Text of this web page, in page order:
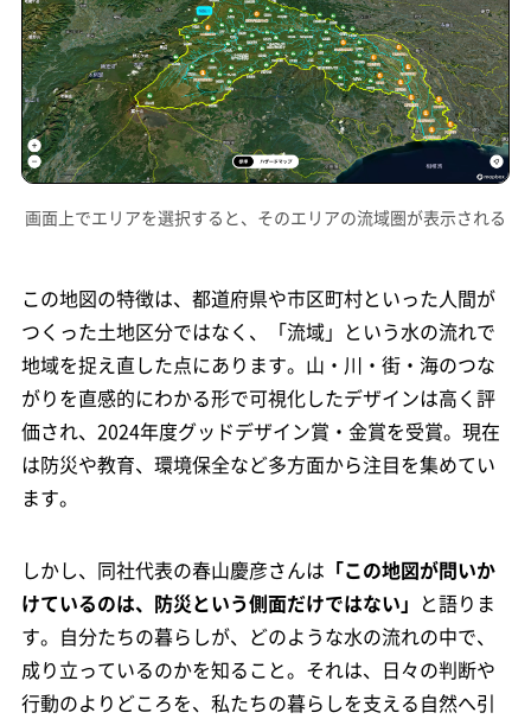
画面上でエリアを選択すると、そのエリアの流域圏が表示される
この地図の特徴は、都道府県や市区町村といった人間が
つくった土地区分ではなく、「流域」という水の流れで
地域を捉え直した点にあります。山・川・街・海のつな
がりを直感的にわかる形で可視化したデザインは高く評
価され、2024年度グッドデザイン賞・金賞を受賞。現在
は防災や教育、環境保全など多方面から注目を集めてい
ます。
しかし、同社代表の春山慶彦さんは 「この地図が問いか
けているのは、防災という側面だけではない」 と語りま
す。自分たちの暮らしが、どのような水の流れの中で、
成り立っているのかを知ること。それは、日々の判断や
行動のよりどころを、私たちの暮らしを支える自然へ引